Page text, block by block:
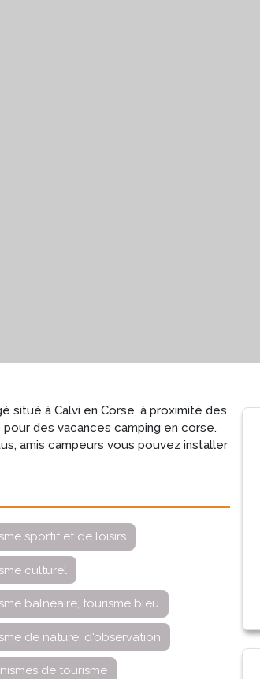
situé à Calvi en Corse, à proximité des
des vacances camping en corse.
amis campeurs vous pouvez installer
sportif et de loisirs
culturel
balnéaire, tourisme bleu
de nature, d'observation
de tourisme